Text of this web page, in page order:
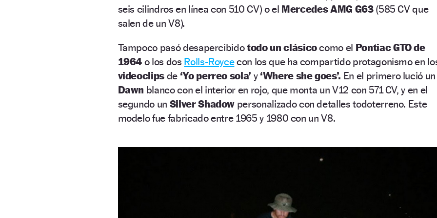
seis cilindros en línea con 510 CV) o el Mercedes AMG G63(585 CV que
salen de un V8).
Tampoco pasó desapercibidotodo un clásicocomo el Pontiac GTO de
1964 o los dos Rolls-Roycecon los que ha compartido protagonismo en
videoclips de‘Yo perreo sola’ y‘Where she goes’. En el primero lució un
Dawn blanco con el interior en rojo, que monta un V12 con 571 CV, y en el
segundo un Silver Shadow personalizado con detalles todoterreno. Este
modelo fue fabricado entre 1965 y 1980 con un V8.